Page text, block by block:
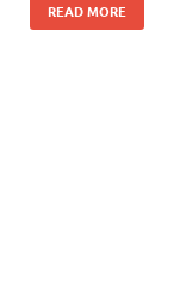
READ MORE